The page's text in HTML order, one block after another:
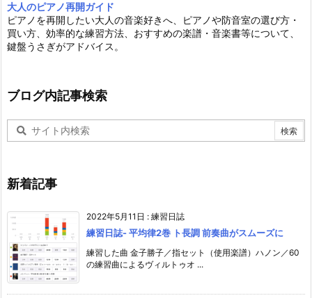
大人のピアノ再開ガイド
ピアノを再開したい大人の音楽好きへ、ピアノや防音室の選び方・
買い方、効率的な練習方法、おすすめの楽譜・音楽書等について、
鍵盤うさぎがアドバイス。
ブログ内記事検索
新着記事
2022年5月11日 : 練習日誌
練習日誌- 平均律2巻 ト長調 前奏曲がスムーズに
練習した曲 金子勝子／指セット（使用楽譜）ハノン／60
の練習曲によるヴィルトゥオ ...